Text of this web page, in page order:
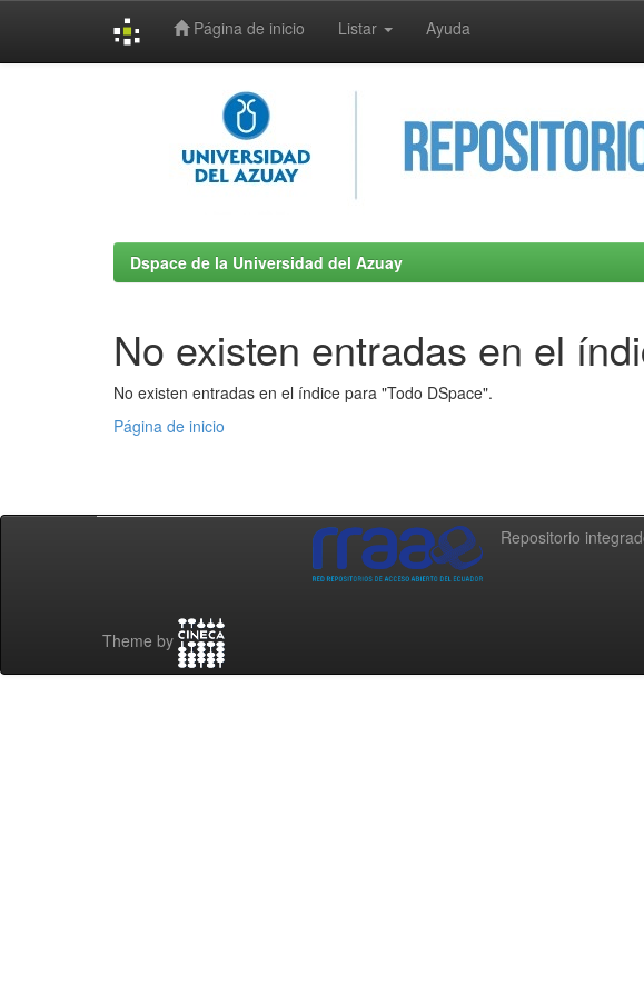
Página de inicio Listar Ayuda
Dspace de la Universidad del Azuay
No existen entradas en el
No existen entradas en el índice para "Todo DSpace".
Página de inicio
Repositorio
Theme by